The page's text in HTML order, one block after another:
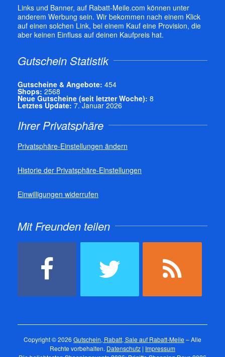
Links und Banner, auf Rabatt-Meile.com können unter
anderem Werbung sein. Wir bekommen nach einem Klick
auf einen solchen Link, bei einem Kauf eine Provision, die
aber keinen Einfluss auf deinen Kaufpreis hat.
Gutschein Statistik
Gutscheine & Angebote: 454
Shops: 2568
Neue Gutscheine (seit letzter Woche): 8
Letztes Update: 7. Januar 2026
Ihrer Privatsphäre
Privatsphäre-Einstellungen ändern
Historie der Privatsphäre-Einstellungen
Einwilligungen widerrufen
Mit Freunden teilen
Copyright © 2026 Gutschein, Rabatt, Sale auf Rabatt-Meile – Alle
Rechte vorbehalten. Datenschutz | Impressum